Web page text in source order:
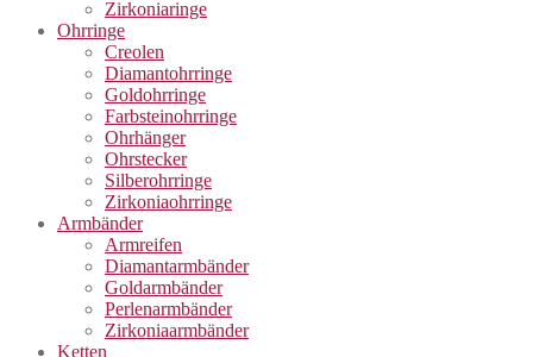
Zirkoniaringe
Ohrringe
Creolen
Diamantohrringe
Goldohrringe
Farbsteinohrringe
Ohrhänger
Ohrstecker
Silberohrringe
Zirkoniaohrringe
Armbänder
Armreifen
Diamantarmbänder
Goldarmbänder
Perlenarmbänder
Zirkoniaarmbänder
Ketten